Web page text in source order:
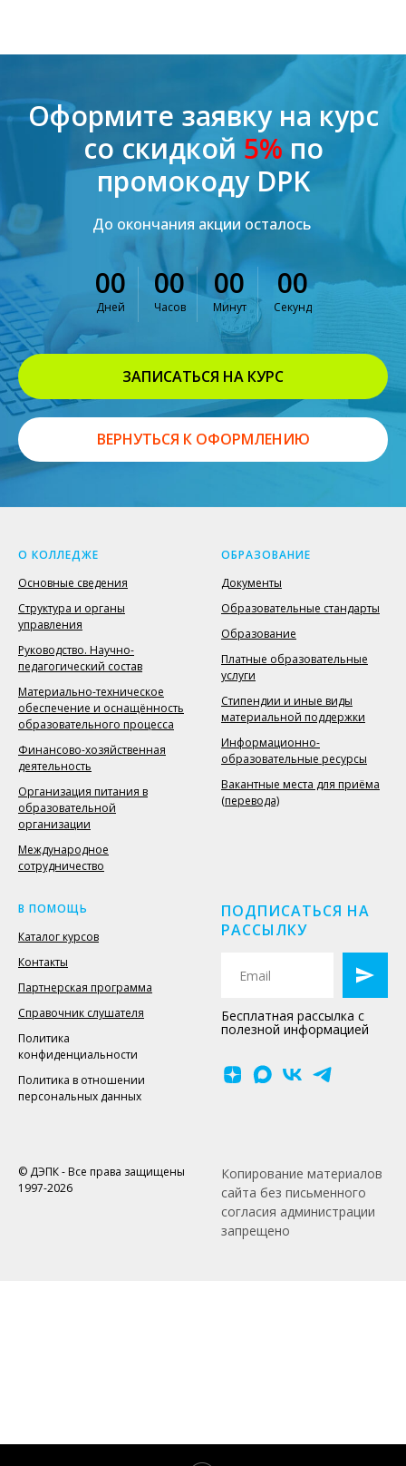
Оформите заявку на курс
со скидкой 5% по
промокоду DPK
До окончания акции осталось
00
Дней
00
Часов
00
Минут
00
Секунд
ЗАПИСАТЬСЯ НА КУРС
ВЕРНУТЬСЯ К ОФОРМЛЕНИЮ
О КОЛЛЕДЖЕ
Основные сведения
Структура и органы
управления
Руководство. Научно-
педагогический состав
Материально-техническое
обеспечение и оснащённость
образовательного процесса
Финансово-хозяйственная
деятельность
Организация питания в
образовательной
организации
Международное
сотрудничество
ОБРАЗОВАНИЕ
Документы
Образовательные стандарты
Образование
Платные образовательные
услуги
Стипендии и иные виды
материальной поддержки
Информационно-
образовательные ресурсы
Вакантные места для приёма
(перевода)
В ПОМОЩЬ
Каталог курсов
Контакты
Партнерская программа
Справочник слушателя
Политика
конфиденциальности
Политика в отношении
персональных данных
ПОДПИСАТЬСЯ НА
РАССЫЛКУ
Бесплатная рассылка с
полезной информацией
© ДЭПК - Все права защищены
1997-2026
Копирование материалов
сайта без письменного
согласия администрации
запрещено